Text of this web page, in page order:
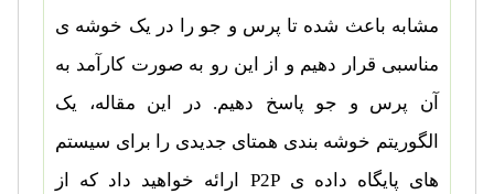
مشابه باعث شده تا پرس و جو را در یک خوشه ی
مناسبی قرار دهیم و از این رو به صورت کارآمد به
آن پرس و جو پاسخ دهیم. در این مقاله، یک
الگوریتم خوشه بندی همتای جدیدی را برای سیستم
های پایگاه داده یP2P ارائه خواهید داد که از